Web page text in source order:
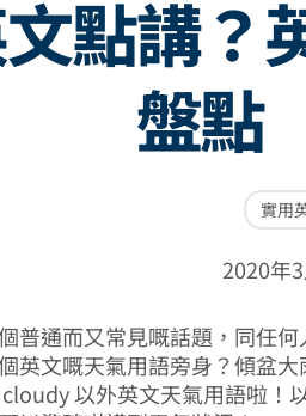
點講？
盤點
實用
2020年
普通而又常見嘅話題，同任
英文嘅天氣用語旁身？傾盆
以外英文天氣用語啦！